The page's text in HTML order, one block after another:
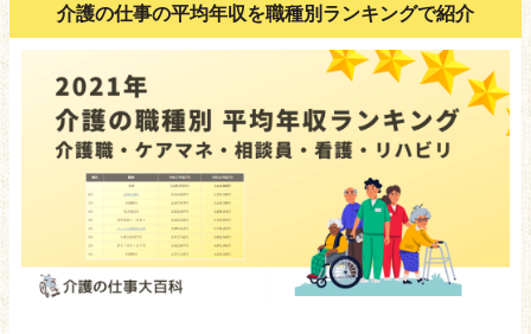
介護の仕事の平均年収を職種別ランキングで紹介